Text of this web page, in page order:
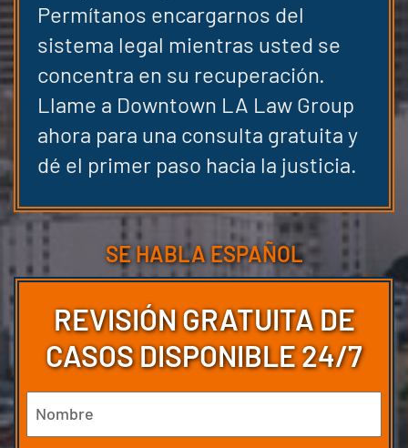
Permítanos encargarnos del
sistema legal mientras usted se
concentra en su recuperación.
Llame a Downtown LA Law Group
ahora para una consulta gratuita y
dé el primer paso hacia la justicia.
SE HABLA ESPAÑOL
REVISIÓN GRATUITA DE
CASOS DISPONIBLE 24/7
Nombre
(Obligatorio)